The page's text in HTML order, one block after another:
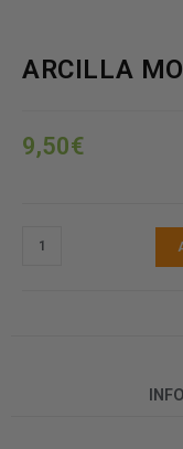
ARCILLA
9,50€